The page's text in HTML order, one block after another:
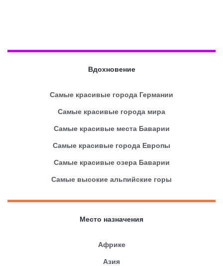
Вдохновение
Самые красивые города Германии
Самые красивые города мира
Самые красивые места Баварии
Самые красивые города Европы
Самые красивые озера Баварии
Самые высокие альпийские горы
Место назначения
Африке
Азия